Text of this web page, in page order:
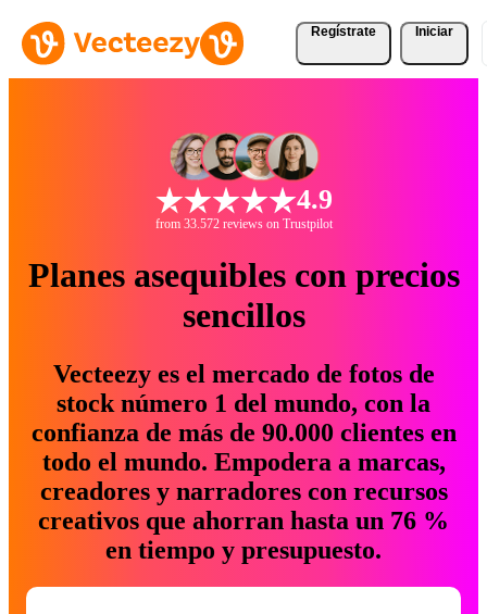
Regístrate Iniciar
4.9
from 33.572 reviews on Trustpilot
Planes asequibles con precios
sencillos
Vecteezy es el mercado de fotos de
stock número 1 del mundo, con la
confianza de más de 90.000 clientes en
todo el mundo. Empodera a marcas,
creadores y narradores con recursos
creativos que ahorran hasta un 76 %
en tiempo y presupuesto.